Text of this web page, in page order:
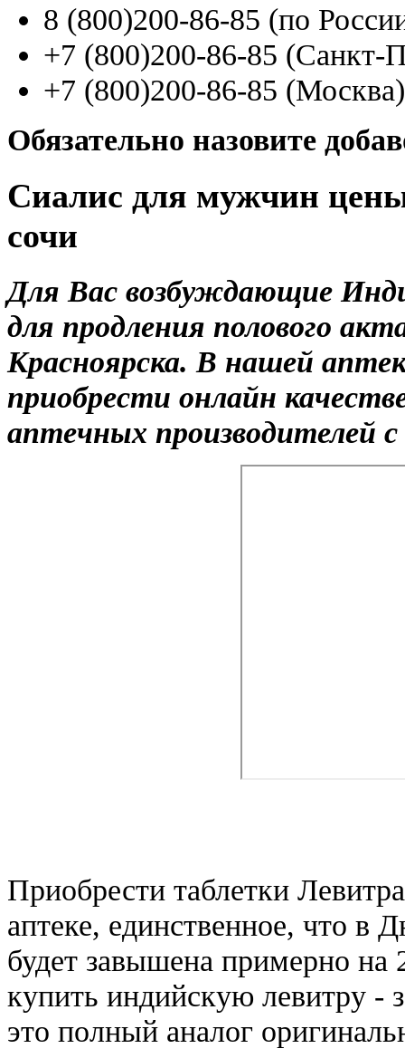
8 (800)200-86-85 (по
+7 (800)200-86-85 (Санкт-
+7 (800)200-86-85 (Москва)
Обязательно назовите
Сиалис для мужчин
сочи
Для Вас возбуждающие
для продления полового
Красноярска. В нашей
приобрести онлайн
аптечных производителей
Приобрести таблетки
аптеке, единственное, что в
будет завышена примерно на
купить индийскую левитру -
это полный аналог